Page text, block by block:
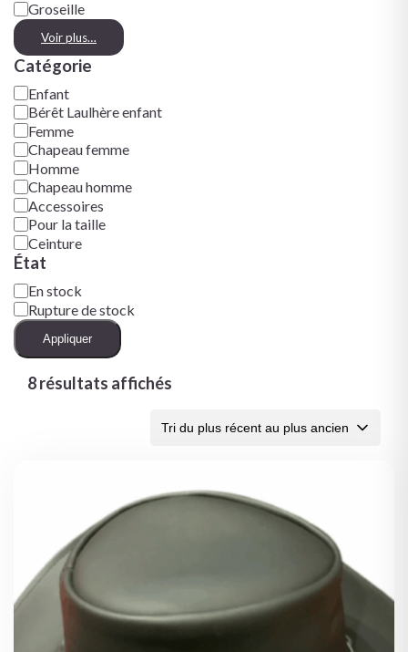
8 résultats affichés
Groseille
Voir plus…
Catégorie
Enfant
Bérêt Laulhère enfant
Femme
Chapeau femme
Homme
Chapeau homme
Accessoires
Pour la taille
Ceinture
État
En stock
Rupture de stock
Appliquer